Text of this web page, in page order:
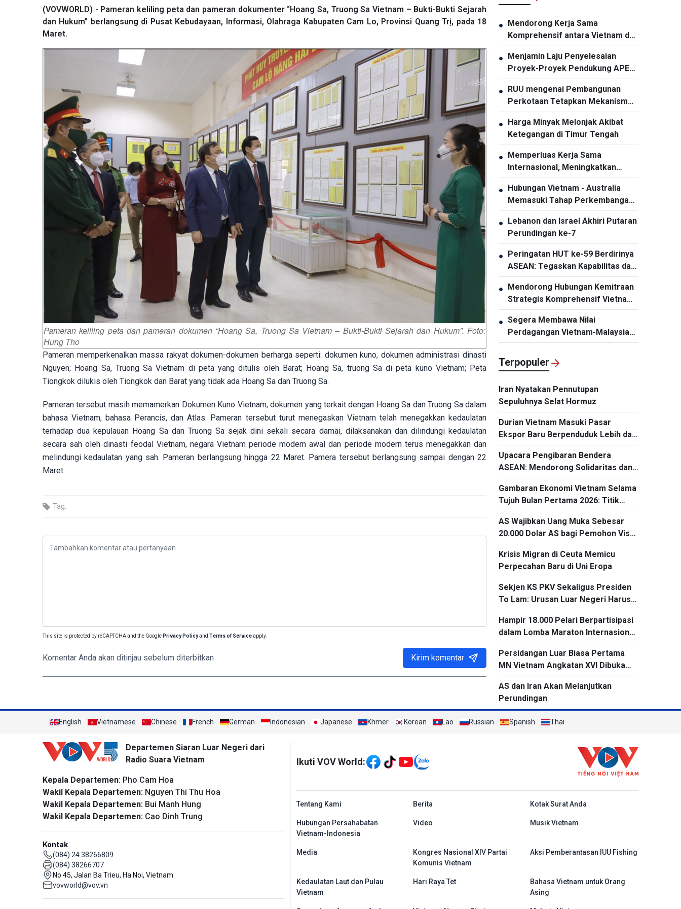
(VOVWORLD) - Pameran keliling peta dan pameran dokumenter “Hoang Sa, Truong Sa Vietnam – Bukti-Bukti Sejarah
dan Hukum” berlangsung di Pusat Kebudayaan, Informasi, Olahraga Kabupaten Cam Lo, Provinsi Quang Trị, pada 18
Maret.
Pameran keliling peta dan pameran dokumen “Hoang Sa, Truong Sa Vietnam – Bukti-Bukti Sejarah dan Hukum”. Foto:
Hung Tho
Pameran memperkenalkan massa rakyat dokumen-dokumen berharga seperti: dokumen kuno, dokumen administrasi dinasti
Nguyen; Hoang Sa, Truong Sa Vietnam di peta yang ditulis oleh Barat; Hoang Sa, truong Sa di peta kuno Vietnam; Peta
Tiongkok dilukis oleh Tiongkok dan Barat yang tidak ada Hoang Sa dan Truong Sa.
Pameran tersebut masih memamerkan Dokumen Kuno Vietnam, dokumen yang terkait dengan Hoang Sa dan Truong Sa dalam
bahasa Vietnam, bahasa Perancis, dan Atlas. Pameran tersebut turut menegaskan Vietnam telah menegakkan kedaulatan
terhadap dua kepulauan Hoang Sa dan Truong Sa sejak dini sekali secara damai, dilaksanakan dan dilindungi kedaulatan
secara sah oleh dinasti feodal Vietnam, negara Vietnam periode modern awal dan periode modern terus menegakkan dan
melindungi kedaulatan yang sah. Pameran berlangsung hingga 22 Maret. Pamera tersebut berlangsung sampai dengan 22
Maret.
Tag:
This site is protected by reCAPTCHA and the Google Privacy Policyand Terms of Serviceapply.
Komentar Anda akan ditinjau sebelum diterbitkan Kirim komentar
● Mendorong Kerja Sama
Komprehensif antara Vietnam dan
Thailand
● Menjamin Laju Penyelesaian
Proyek-Proyek Pendukung APEC
2027
● RUU mengenai Pembangunan
Perkotaan Tetapkan Mekanisme
Khusus dan Unggul bagi Kota Ho
Chi Minh
● Harga Minyak Melonjak Akibat
Ketegangan di Timur Tengah
● Memperluas Kerja Sama
Internasional, Meningkatkan
Promosi Pariwisata Vietnam
● Hubungan Vietnam - Australia
Memasuki Tahap Perkembangan
Baru
● Lebanon dan Israel Akhiri Putaran
Perundingan ke-7
● Peringatan HUT ke-59 Berdirinya
ASEAN: Tegaskan Kapabilitas dan
Daya Tariknya
● Mendorong Hubungan Kemitraan
Strategis Komprehensif Vietnam-
Thailand Semakin Substansial dan
Efektif
● Segera Membawa Nilai
Perdagangan Vietnam-Malaysia
Mencapai 20 Miliar Dolar AS
Terpopuler
Iran Nyatakan Pennutupan
Sepuluhnya Selat Hormuz
Durian Vietnam Masuki Pasar
Ekspor Baru Berpenduduk Lebih dari
Satu Miliar Jiwa
Upacara Pengibaran Bendera
ASEAN: Mendorong Solidaritas dan
Kerja Sama demi Masa Depan
Kawasan
Gambaran Ekonomi Vietnam Selama
Tujuh Bulan Pertama 2026: Titik
Cerah dari kegiatan Ekspor dan
Impor
AS Wajibkan Uang Muka Sebesar
20.000 Dolar AS bagi Pemohon Visa
dari 50 Negara
Krisis Migran di Ceuta Memicu
Perpecahan Baru di Uni Eropa
Sekjen KS PKV Sekaligus Presiden
To Lam: Urusan Luar Negeri Harus
Mengubah Kerangka Kerja Sama
Menjadi Proyek-Proyek Konkret dan
Menganggap Efektivitas yang
Substansial sebagai Tolok Ukur
Hampir 18.000 Pelari Berpartisipasi
dalam Lomba Maraton Internasional
Warisan Ha Long 2026
Persidangan Luar Biasa Pertama
MN Vietnam Angkatan XVI Dibuka
pada 3 Agustus
AS dan Iran Akan Melanjutkan
Perundingan
English Vietnamese Chinese French German Indonesian Japanese Khmer Korean Lao Russian Spanish Thai
Departemen Siaran Luar Negeri dari
Radio Suara Vietnam
Kepala Departemen: Pho Cam Hoa
Wakil Kepala Departemen: Nguyen Thi Thu Hoa
Wakil Kepala Departemen: Bui Manh Hung
Wakil Kepala Departemen: Cao Dinh Trung
Kontak
(084) 24 38266809
(084) 38266707
No 45, Jalan Ba Trieu, Ha Noi, Vietnam
vovworld@vov.vn
Mạng xã hội
Ikuti VOV World:
menu footer tiếng Indo
Tentang Kami Berita Kotak Surat Anda
Hubungan Persahabatan
Vietnam-Indonesia
Video Musik Vietnam
Media
Kongres Nasional XIV Partai
Komunis Vietnam
Aksi Pemberantasan IUU Fishing
Kedaulatan Laut dan Pulau
Vietnam
Hari Raya Tet
Bahasa Vietnam untuk Orang
Asing